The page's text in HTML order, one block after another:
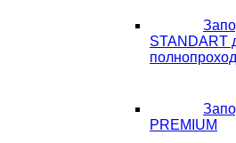
STANDART
PREMIUM